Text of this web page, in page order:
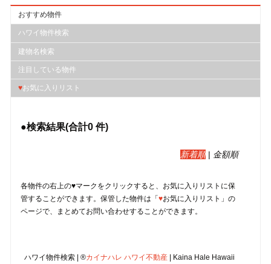
おすすめ物件
ハワイ物件検索
建物名検索
注目している物件
♥お気に入りリスト
●検索結果(合計0 件)
新着順| 金額順
各物件の右上の♥マークをクリックすると、︎お気に入りリストに保
管することができます。保管した物件は「♥お気に入りリスト」の
ページで、まとめてお問い合わせすることができます。
ハワイ物件検索 | ®カイナハレ ハワイ不動産 | Kaina Hale Hawaii